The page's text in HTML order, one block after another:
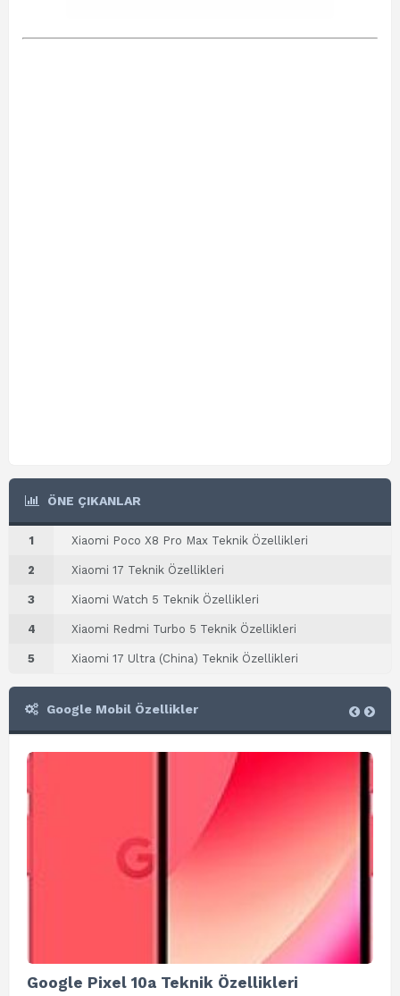
ÖNE ÇIKANLAR
1 Xiaomi Poco X8 Pro Max Teknik Özellikleri
2 Xiaomi 17 Teknik Özellikleri
3 Xiaomi Watch 5 Teknik Özellikleri
4 Xiaomi Redmi Turbo 5 Teknik Özellikleri
5 Xiaomi 17 Ultra (China) Teknik Özellikleri
Google Mobil Özellikler
Google Pixel 10a Teknik Özellikleri